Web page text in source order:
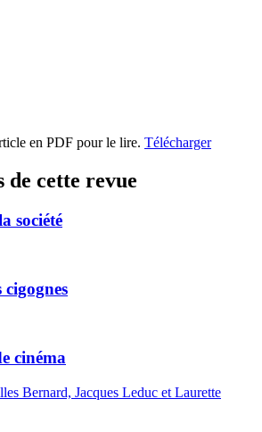
en PDF pour le lire. Télécharger
cette revue
société
cigognes
cinéma
Bernard, Jacques Leduc et Laurette